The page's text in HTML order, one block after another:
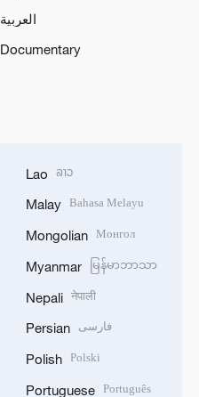
العربية
Documentary
Lao ລາວ
Malay Bahasa Melayu
Mongolian Монгол
Myanmar မြန်မာဘာသာ
Nepali नेपाली
Persian فارسی
Polish Polski
Portuguese Português